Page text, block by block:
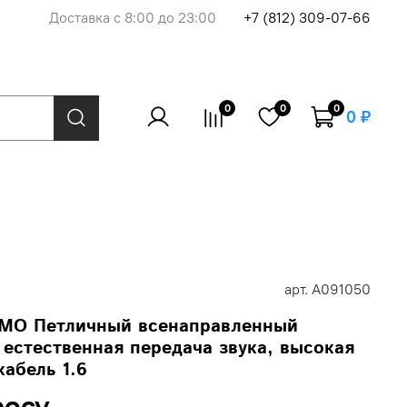
Доставка с 8:00 до 23:00 +7 (812) 309-07-66
0 0 0 0 ₽
арт. A091050
Петличный всенаправленный
передача звука, высокая
1.6